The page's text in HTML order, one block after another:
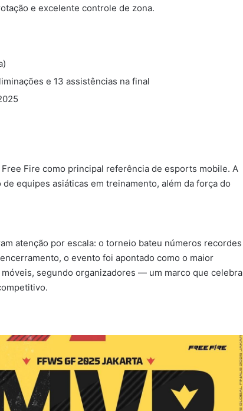
e excelente controle de zona.
e 13 assistências na final
Fire como principal referência de esports mobile. A
equipes asiáticas em treinamento, além da força do
atenção por escala: o torneio bateu números recordes
o evento foi apontado como o maior
segundo organizadores — um marco que celebra